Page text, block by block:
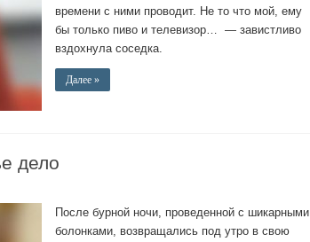
времени с ними проводит. Не то что мой, ему
бы только пиво и телевизор… — завистливо
вздохнула соседка.
Далее »
дело
После бурной ночи, проведенной с шикарными
болонками, возвращались под утро в свою